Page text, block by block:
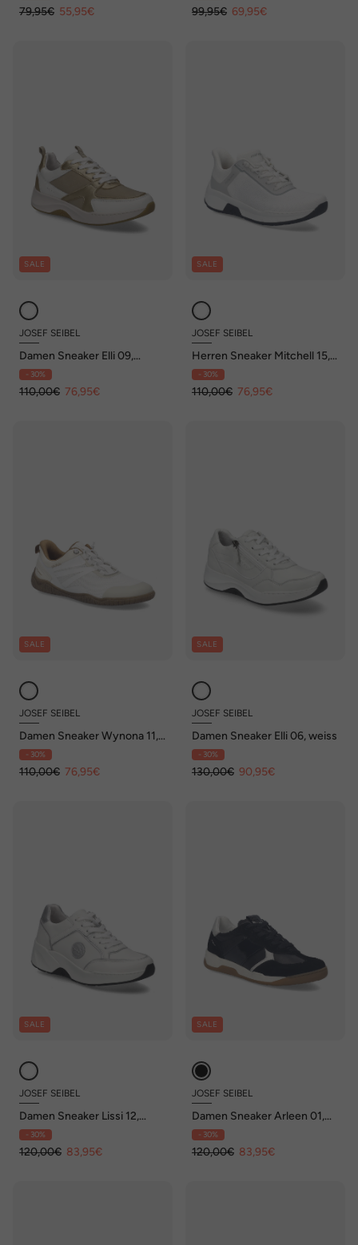
79,95€ 55,95€ 99,95€ 69,95€
SALE
JOSEF SEIBEL
Damen Sneaker Elli 09,
weiss-multi
- 30%
110,00€ 76,95€
SALE
JOSEF SEIBEL
Herren Sneaker Mitchell 15,
weiss-grau
- 30%
110,00€ 76,95€
SALE
JOSEF SEIBEL
Damen Sneaker Wynona 11,
weiss
- 30%
110,00€ 76,95€
SALE
JOSEF SEIBEL
Damen Sneaker Elli 06, weiss
- 30%
130,00€ 90,95€
SALE
JOSEF SEIBEL
Damen Sneaker Lissi 12,
weiss-silber
- 30%
120,00€ 83,95€
SALE
JOSEF SEIBEL
Damen Sneaker Arleen 01,
schwarz-weiss
- 30%
120,00€ 83,95€